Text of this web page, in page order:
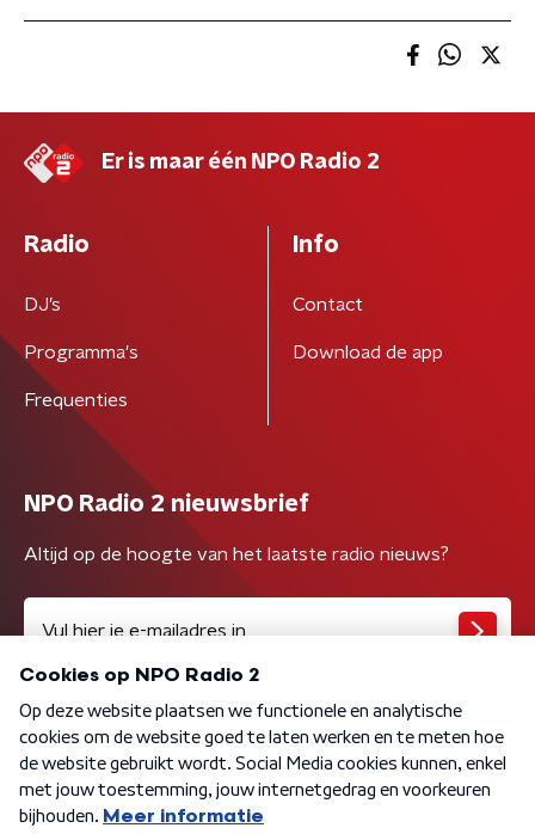
Er is maar één NPO Radio 2
Radio
DJ’s
Programma's
Frequenties
Info
Contact
Download de app
NPO Radio 2 nieuwsbrief
Altijd op de hoogte van het laatste radio nieuws?
Algemene voorwaarden